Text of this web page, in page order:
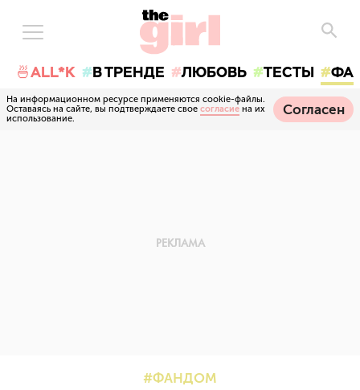
🍜ALL*K В ТРЕНДЕ ЛЮБОВЬ ТЕСТЫ
На информационном ресурсе применяются cookie-файлы.
Оставаясь на сайте, вы подтверждаете свое согласие на их
использование.
Согласен
ФАНДОМ